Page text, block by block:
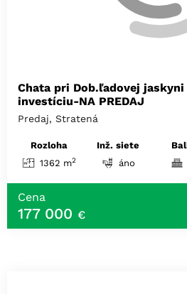
Chata pri Dob.ľadovej jaskyni
investíciu-NA PREDAJ
Predaj, Stratená
Rozloha
1362 m2
Inž. siete
áno
Cena
177 000 €